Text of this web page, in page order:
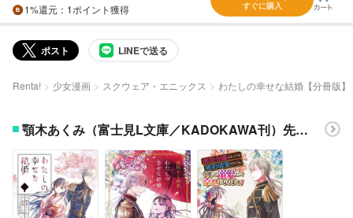
1%還元 ：1ポイント獲得 すぐに購入
ポスト LINEで送る
Renta! 少女漫画 スクウェア・エニックス わたしの幸せな結婚【分冊版】
顎木あくみ（富士見L文庫／KADOKAWA刊）先生の他作品